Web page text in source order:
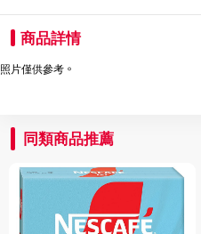
商品詳情
照片僅供參考。
同類商品推薦